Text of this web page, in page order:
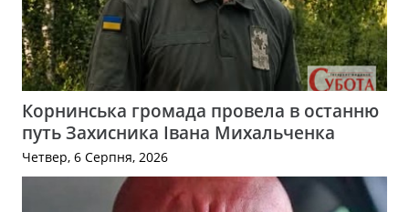
Корнинська громада провела в останню
путь Захисника Івана Михальченка
Четвер, 6 Серпня, 2026